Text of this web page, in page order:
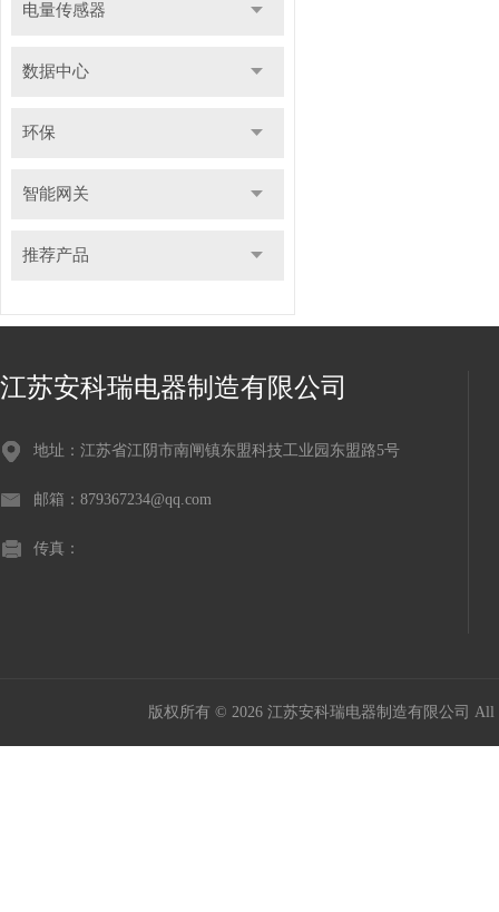
电量传感器
数据中心
环保
智能网关
推荐产品
江苏安科瑞电器制造有限公司
地址：江苏省江阴市南闸镇东盟科技工业园东盟路5号
邮箱：879367234@qq.com
传真：
版权所有 © 2026 江苏安科瑞电器制造有限公司